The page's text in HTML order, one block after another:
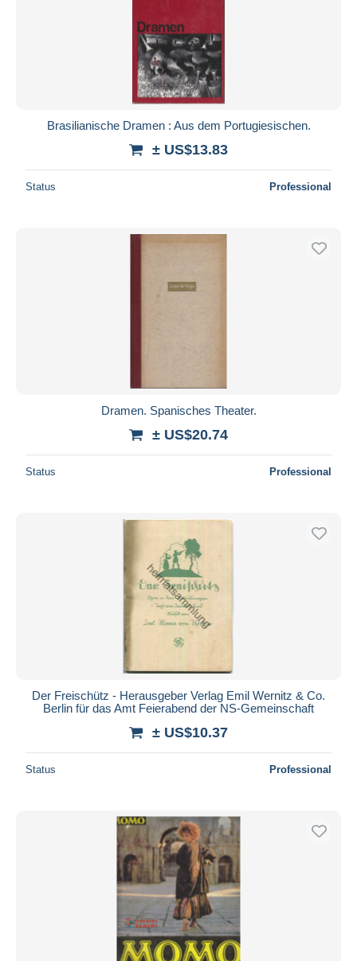
Brasilianische Dramen : Aus dem Portugiesischen.
± US$13.83
Status Professional
Dramen. Spanisches Theater.
± US$20.74
Status Professional
Der Freischütz - Herausgeber Verlag Emil Wernitz & Co.
Berlin für das Amt Feierabend der NS-Gemeinschaft
± US$10.37
Status Professional